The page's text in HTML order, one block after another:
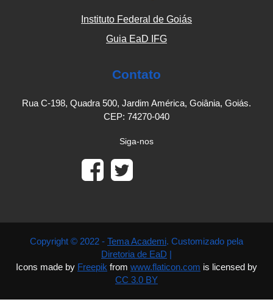
Instituto Federal de Goiás
Guia EaD IFG
Contato
Rua C-198, Quadra 500, Jardim América, Goiânia, Goiás.
CEP: 74270-040
Siga-nos
Copyright © 2022 - Tema Academi. Customizado pela
Diretoria de EaD
Icons made by Freepik from www.flaticon.com is licensed by
CC 3.0 BY